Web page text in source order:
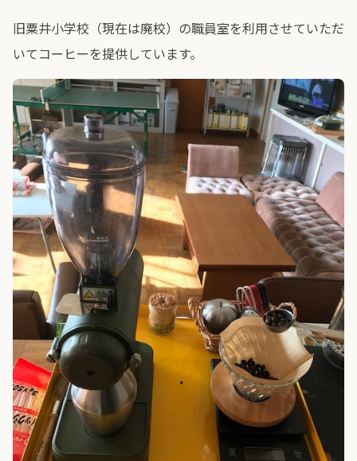
旧粟井小学校（現在は廃校）の職員室を利用させていただ
いてコーヒーを提供しています。